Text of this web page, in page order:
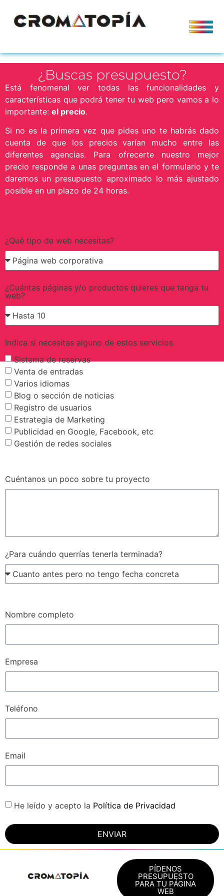
¿Buscas presupuesto?
Está fenomenal ver todas las funcionalidades y
características que podrá tener tu web pero vamos a lo
importante: el precio.
Si no es la primera vez que pides uno te habrás dado
cuenta de que los precios varían mucho entre las
diferentes agencias. Para ofrecerte nuestro mejor
precio responde a unas preguntas en el formulario y te
daremos un presupuesto aproximado lo más ajustado
posible en un plazo de 24 horas.
¿Qué tipo de web necesitas?
¿Cuántas páginas y/o productos quieres que tenga tu
web?
Indica si necesitas alguno de estos servicios
Sistema de reservas
Venta de entradas
Varios idiomas
Blog o sección de noticias
Registro de usuarios
Estrategia de Marketing
Publicidad en Google, Facebook, etc
Gestión de redes sociales
Cuéntanos un poco sobre tu proyecto
¿Para cuándo querrías tenerla terminada?
Nombre completo
Empresa
Teléfono
Email
He leído y acepto la Política de Privacidad
ENVIAR
PÍDENOS
PRESUPUESTO
PARA TU PÁGINA
WEB